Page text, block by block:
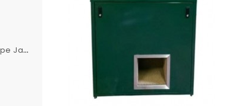
C
Opy Of Hampe Javelot 2m20 Rayée Blanc Et Noir Ferrule Crantée